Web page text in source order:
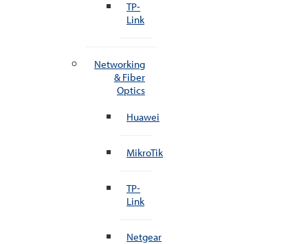
TP-
Link
Networking
& Fiber
Optics
Huawei
MikroTik
TP-
Link
Netgear